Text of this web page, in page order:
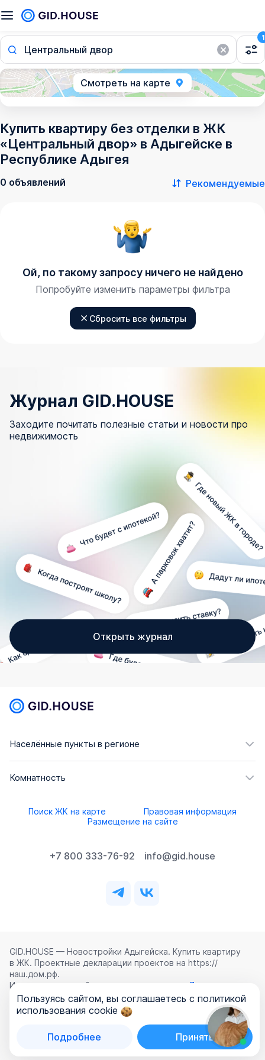
Центральный двор
1
Смотреть на карте
Купить квартиру без отделки в ЖК
«Центральный двор» в Адыгейске в
Республике Адыгея
0 объявлений Рекомендуемые
Ой, по такому запросу ничего не найдено
Попробуйте изменить параметры фильтра
Сбросить все фильтры
Журнал GID.HOUSE
Заходите почитать полезные статьи и новости про
недвижимость
Открыть журнал
Населённые пункты в регионе
Комнатность
Поиск ЖК на карте
Правовая информация
Размещение на сайте
+7 800 333-76-92 info@gid.house
GID.HOUSE — Новостройки Адыгейска. Купить квартиру
в ЖК. Проектные декларации проектов на https://
наш.дом.рф.
Использование сайта означает согласие с
Лицензионным
соглашением ,Политикой конфиденциальностии
Политикой обработки персональных данных
ООО «ГИД.ХАУЗ»
Пользуясь сайтом, вы соглашаетесь с политикой
использования cookie
Подробнее Принять